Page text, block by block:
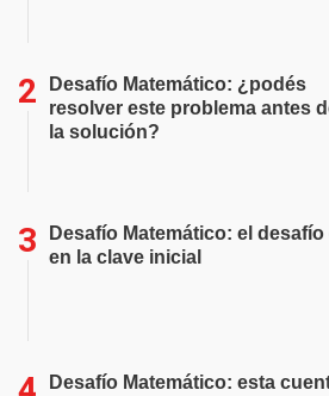
Desafío Matemático: ¿podés
resolver este problema antes
la solución?
Desafío Matemático: el desafío
en la clave inicial
Desafío Matemático: esta